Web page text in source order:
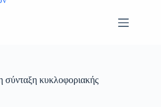
κυκλοφοριακής